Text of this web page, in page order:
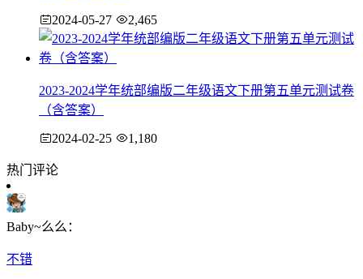
2024-05-27 2,465
2023-2024学年统部编版二年级语文下册第五单元测试卷
（含答案）
2024-02-25 1,180
热门评论
Baby~么么：
不错